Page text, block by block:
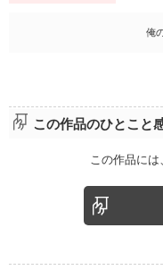
俺
この作品のひとこと
この作品には